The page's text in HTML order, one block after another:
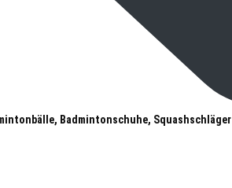
Badmintonschuhe, Squashschläger